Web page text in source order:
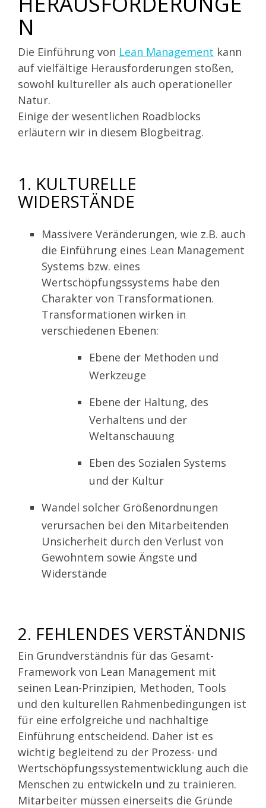
Die Einführung von Lean Management kann
auf vielfältige Herausforderungen stoßen,
sowohl kultureller als auch operationeller
Natur.
Einige der wesentlichen Roadblocks
erläutern wir in diesem Blogbeitrag.
1. KULTURELLE
WIDERSTÄNDE
Massivere Veränderungen, wie z.B. auch
die Einführung eines Lean Management
Systems bzw. eines
Wertschöpfungssystems habe den
Charakter von Transformationen.
Transformationen wirken in
verschiedenen Ebenen:
Ebene der Methoden und
Werkzeuge
Ebene der Haltung, des
Verhaltens und der
Weltanschauung
Eben des Sozialen Systems
und der Kultur
Wandel solcher Größenordnungen
verursachen bei den Mitarbeitenden
Unsicherheit durch den Verlust von
Gewohntem sowie Ängste und
Widerstände
2. FEHLENDES VERSTÄNDNIS
Ein Grundverständnis für das Gesamt-
Framework von Lean Management mit
seinen Lean-Prinzipien, Methoden, Tools
und den kulturellen Rahmenbedingungen ist
für eine erfolgreiche und nachhaltige
Einführung entscheidend. Daher ist es
wichtig begleitend zu der Prozess- und
Wertschöpfungssystementwicklung auch die
Menschen zu entwickeln und zu trainieren.
Mitarbeiter müssen einerseits die Gründe